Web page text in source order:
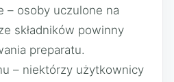
– osoby uczulone na
składników powinny
preparatu.
– niektórzy użytkownicy